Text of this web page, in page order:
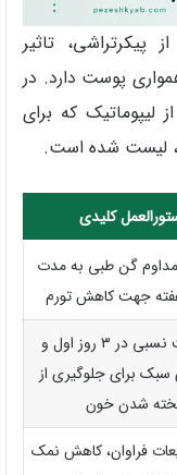
تاثیر
پوست دارد. در
لیپوماتیک که برای
لیست شده است.
کلیدی
گن طبی به مدت
استراحت نسبی در ۳ روز اول و
سبک برای جلوگیری از
شدن خون
فراوان، کاهش نمک